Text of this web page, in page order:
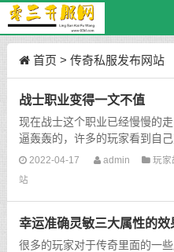
首页 > 传奇私服发布网站
战士职业变得一文不值
现在战士这个职业已经慢慢的
逼轰轰的，许多的玩家看到自
定，因为他们知道战士不再像
2022-04-17 admin 玩家
站
幸运准确灵敏三大属性的效
很多的玩家对于传奇里面的一